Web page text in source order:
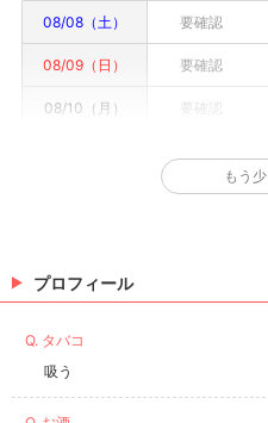
08/08（土） 要確認
08/09（日） 要確認
08/10（月） 要確認
要確認
08/14（金）
ださい。
もう
プロフィール
Q. タバコ
吸う